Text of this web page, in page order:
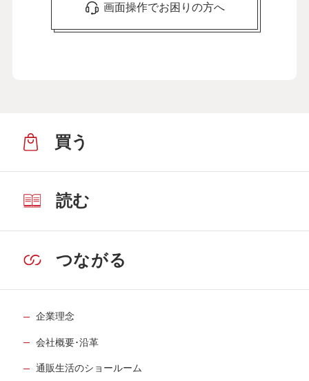
画面操作でお困りの方へ
買う
読む
つながる
企業理念
会社概要･沿革
通販生活のショールーム